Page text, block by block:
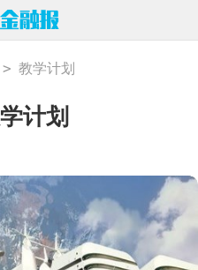
> 教学计划
计划